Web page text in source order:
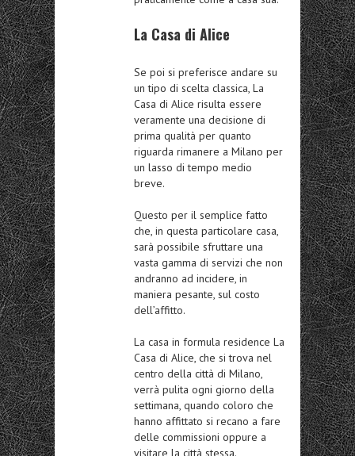
La Casa di Alice
Se poi si preferisce andare su
un tipo di scelta classica, La
Casa di Alice risulta essere
veramente una decisione di
prima qualità per quanto
riguarda rimanere a Milano per
un lasso di tempo medio
breve.
Questo per il semplice fatto
che, in questa particolare casa,
sarà possibile sfruttare una
vasta gamma di servizi che non
andranno ad incidere, in
maniera pesante, sul costo
dell’affitto.
La casa in formula residence La
Casa di Alice, che si trova nel
centro della città di Milano,
verrà pulita ogni giorno della
settimana, quando coloro che
hanno affittato si recano a fare
delle commissioni oppure a
visitare la città stessa.